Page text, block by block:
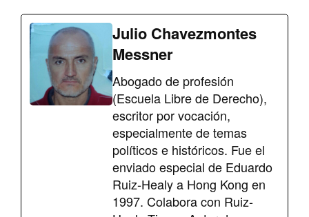
Julio Chavezmontes
Messner
Abogado de profesión
(Escuela Libre de Derecho),
escritor por vocación,
especialmente de temas
políticos e históricos. Fue el
enviado especial de Eduardo
Ruiz-Healy a Hong Kong en
1997. Colabora con Ruiz-